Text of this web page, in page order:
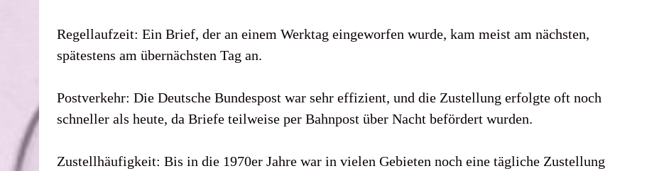
Regellaufzeit: Ein Brief, der an einem Werktag eingeworfen wurde, kam meist am nächsten,
spätestens am übernächsten Tag an.
Postverkehr: Die Deutsche Bundespost war sehr effizient, und die Zustellung erfolgte oft noch
schneller als heute, da Briefe teilweise per Bahnpost über Nacht befördert wurden.
Zustellhäufigkeit: Bis in die 1970er Jahre war in vielen Gebieten noch eine tägliche Zustellung